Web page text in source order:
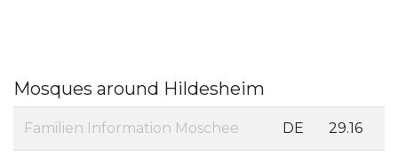
Mosques around Hildesheim
Familien Information Moschee DE 29.16